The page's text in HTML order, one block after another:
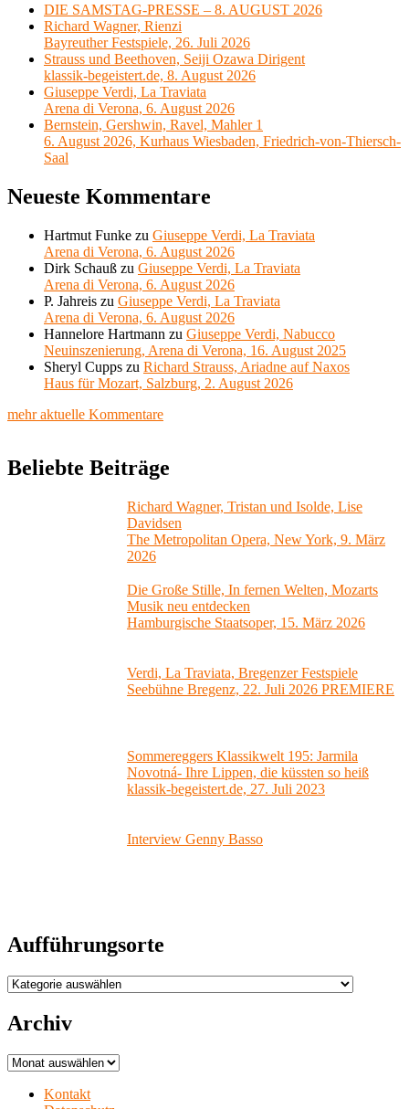
2020,
DIE SAMSTAG-PRESSE – 8. AUGUST 2026
Richard Wagner, Rienzi
Bayreuther Festspiele, 26. Juli 2026
Strauss und Beethoven, Seiji Ozawa Dirigent
klassik-begeistert.de, 8. August 2026
Giuseppe Verdi, La Traviata
Arena di Verona, 6. August 2026
Bernstein, Gershwin, Ravel, Mahler 1
6. August 2026, Kurhaus Wiesbaden, Friedrich-von-Thiersch-
Saal
Neueste Kommentare
Hartmut Funke zu Giuseppe Verdi, La Traviata
Arena di Verona, 6. August 2026
Dirk Schauß zu Giuseppe Verdi, La Traviata
Arena di Verona, 6. August 2026
P. Jahreis zu Giuseppe Verdi, La Traviata
Arena di Verona, 6. August 2026
Hannelore Hartmann zu Giuseppe Verdi, Nabucco
Neuinszenierung, Arena di Verona, 16. August 2025
Sheryl Cupps zu Richard Strauss, Ariadne auf Naxos
Haus für Mozart, Salzburg, 2. August 2026
mehr aktuelle Kommentare
Beliebte Beiträge
Richard Wagner, Tristan und Isolde, Lise
Davidsen
The Metropolitan Opera, New York, 9. März
2026
Die Große Stille, In fernen Welten, Mozarts
Musik neu entdecken
Hamburgische Staatsoper, 15. März 2026
Verdi, La Traviata, Bregenzer Festspiele
Seebühne Bregenz, 22. Juli 2026 PREMIERE
Sommereggers Klassikwelt 195: Jarmila
Novotná- Ihre Lippen, die küssten so heiß
klassik-begeistert.de, 27. Juli 2023
Interview Genny Basso
Aufführungsorte
Aufführungsorte
Archiv
Archiv
Kontakt